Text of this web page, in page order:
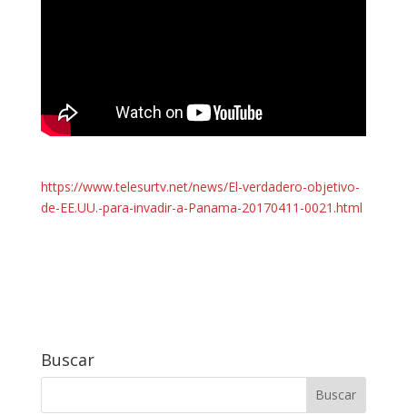
https://www.telesurtv.net/news/El-verdadero-objetivo-
de-EE.UU.-para-invadir-a-Panama-20170411-0021.html
Buscar